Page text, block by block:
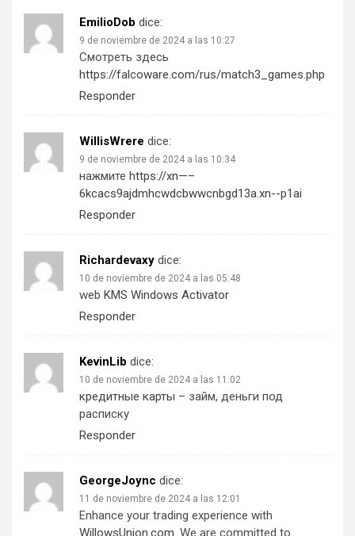
EmilioDob dice:
9 de noviembre de 2024 a las 10:27
Смотреть здесь
https://falcoware.com/rus/match3_games.php
Responder
WillisWrere dice:
9 de noviembre de 2024 a las 10:34
нажмите https://xn—–
6kcacs9ajdmhcwdcbwwcnbgd13a.xn--p1ai
Responder
Richardevaxy dice:
10 de noviembre de 2024 a las 05:48
web KMS Windows Activator
Responder
KevinLib dice:
10 de noviembre de 2024 a las 11:02
кредитные карты – займ, деньги под
расписку
Responder
GeorgeJoync dice:
11 de noviembre de 2024 a las 12:01
Enhance your trading experience with
WillowsUnion.com . We are committed to